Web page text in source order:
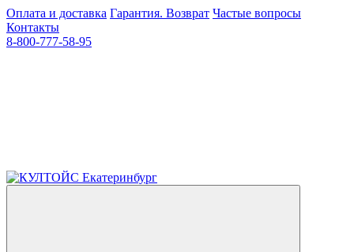
Оплата и доставка Гарантия. Возврат Частые вопросы
Контакты
8-800-777-58-95